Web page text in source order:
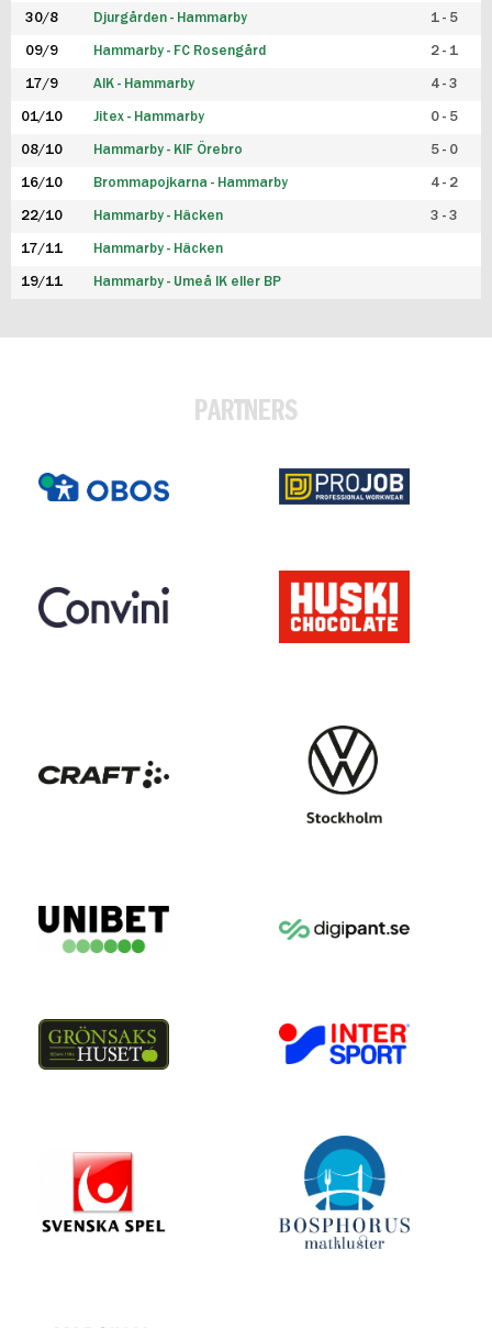
30/8 Djurgården - Hammarby 1 - 5
09/9 Hammarby - FC Rosengård 2 - 1
17/9 AIK - Hammarby 4 - 3
01/10 Jitex - Hammarby 0 - 5
08/10 Hammarby - KIF Örebro 5 - 0
16/10 Brommapojkarna - Hammarby 4 - 2
22/10 Hammarby - Häcken 3 - 3
17/11 Hammarby - Häcken
19/11 Hammarby - Umeå IK eller BP
PARTNERS